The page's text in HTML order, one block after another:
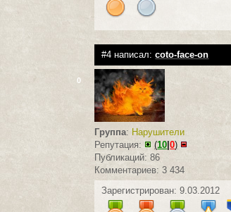
#4 написал:coto-face-on
0
Группа: Нарушители
Репутация:
(10 |0)
Публикаций: 86
Комментариев: 3 434
Зарегистрирован: 9.03.2012